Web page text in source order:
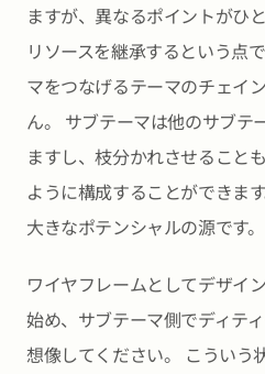
ますが、異なるポイントがひ
リソースを継承するという点
マをつなげるテーマのチェイ
ん。 サブテーマは他のサブテ
ますし、枝分かれさせること
ように構成することができま
大きなポテンシャルの源です。
ワイヤフレームとしてデザイ
始め、サブテーマ側でディテ
想像してください。 こういう